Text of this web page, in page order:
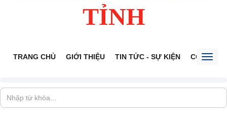
TỈNH
TRANG CHỦ GIỚI THIỆU TIN TỨC - SỰ KIỆN CỔNG